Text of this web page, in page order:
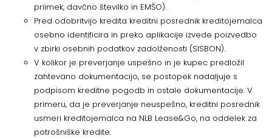
priimek, davčno številko in EMŠO).
Pred odobritvijo kredita kreditni posrednik kreditojemalca
osebno identificira in preko aplikacije izvede poizvedbo
v zbirki osebnih podatkov zadolženosti (SISBON).
V kolikor je preverjanje uspešno in je kupec predložil
zahtevano dokumentacijo, se postopek nadaljuje s
podpisom kreditne pogodb in ostale dokumentacije. V
primeru, da je preverjanje neuspešno, kreditni posrednik
usmeri kreditojemalca na NLB Lease&Go, na oddelek za
potrošniške kredite.